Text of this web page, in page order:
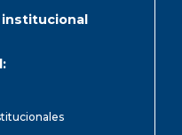
institucional